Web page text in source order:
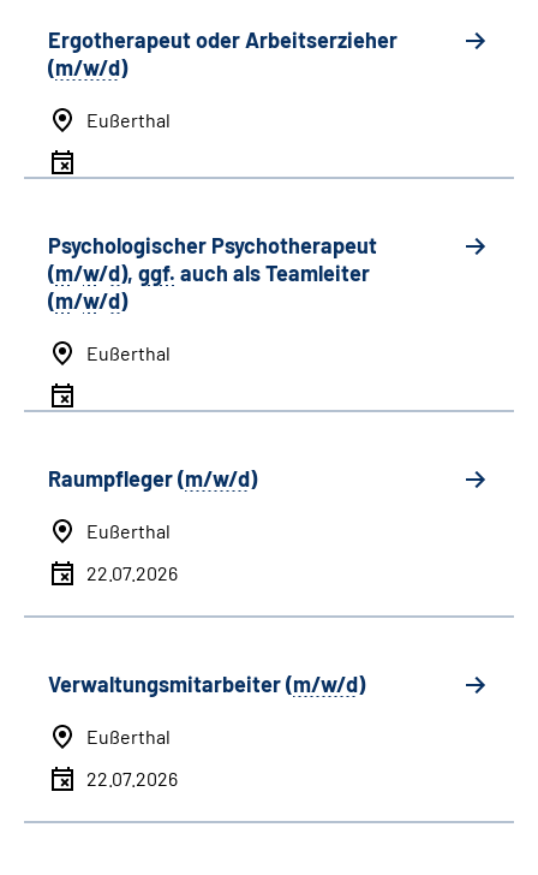
Ergotherapeut oder Arbeitserzieher
(m/w/d)
Eußerthal
Psychologischer Psychotherapeut
(m/w/d), ggf. auch alsTeamleiter
(m/w/d)
Eußerthal
Raumpfleger (m/w/d)
Eußerthal
22.07.2026
Verwaltungsmitarbeiter (m/w/d)
Eußerthal
22.07.2026